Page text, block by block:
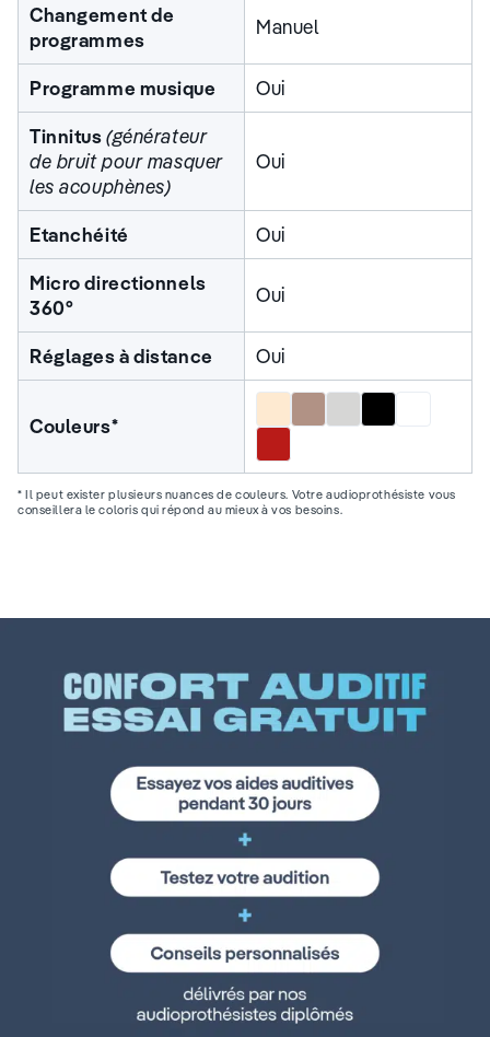
Changement de
programmes
Manuel
Programme musique
Oui
Tinnitus(générateur
de bruit pour masquer
les acouphènes)
Oui
Etanchéité
Oui
Micro directionnels
360°
Oui
Réglages à distance Oui
Couleurs*
GrisNoir
Rouge
* Il peut exister plusieurs nuances de couleurs. Votre audioprothésiste vous
conseillera le coloris qui répond au mieux à vos besoins.